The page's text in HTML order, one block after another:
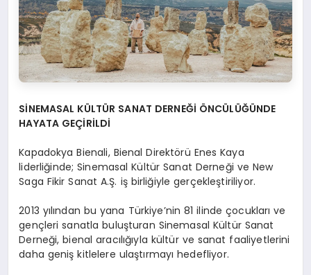
SİNEMASAL KÜLTÜR SANAT DERNEĞİ ÖNCÜLÜĞÜNDE
HAYATA GEÇİRİLDİ
Kapadokya Bienali, Bienal Direktörü Enes Kaya
liderliğinde; Sinemasal Kültür Sanat Derneği ve New
Saga Fikir Sanat A.Ş. iş birliğiyle gerçekleştiriliyor.
2013 yılından bu yana Türkiye’nin 81 ilinde çocukları ve
gençleri sanatla buluşturan Sinemasal Kültür Sanat
Derneği, bienal aracılığıyla kültür ve sanat faaliyetlerini
daha geniş kitlelere ulaştırmayı hedefliyor.